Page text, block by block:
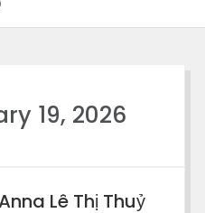
19, 2026
Lê Thị Thuỷ